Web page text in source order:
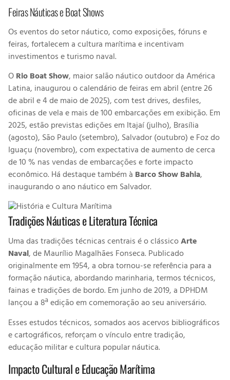
Feiras Náuticas e Boat Shows
Os eventos do setor náutico, como exposições, fóruns e
feiras, fortalecem a cultura marítima e incentivam
investimentos e turismo naval.
ORio Boat Show, maior salão náutico outdoor da América
Latina, inaugurou o calendário de feiras em abril (entre 26
de abril e 4 de maio de 2025), com test drives, desfiles,
oficinas de vela e mais de 100 embarcações em exibição. Em
2025, estão previstas edições em Itajaí (julho), Brasília
(agosto), São Paulo (setembro), Salvador (outubro) e Foz do
Iguaçu (novembro), com expectativa de aumento de cerca
de 10 % nas vendas de embarcações e forte impacto
econômico. Há destaque também à Barco Show Bahia,
inaugurando oano náuticoem Salvador.
Tradições Náuticas e Literatura Técnica
Uma das tradições técnicas centrais é o clássicoArte
Naval, de Maurílio Magalhães Fonseca. Publicado
originalmente em 1954, a obra tornou-se referência para a
formação náutica, abordando marinharia, termos técnicos,
fainas e tradições de bordo. Em junho de 2019, a DPHDM
lançou a 8ª edição em comemoração ao seu aniversário.
Esses estudos técnicos, somados aos acervos bibliográficos
e cartográficos, reforçam o vínculo entre tradição,
educação militar e cultura popular náutica.
Impacto Cultural e Educação Marítima